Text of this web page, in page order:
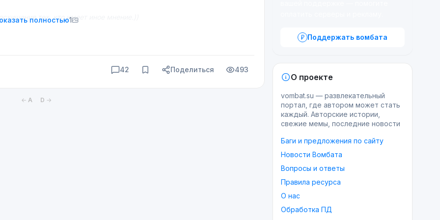
тех, кто имеет иное мнение.))
полностью1
42 Поделиться 493
← A D →
Поддержать вомбата
О проекте
vombat.su — развлекательный
портал, где автором может стать
каждый. Авторские истории,
свежие мемы, последние новости
Баги и предложения по сайту
Новости Вомбата
Вопросы и ответы
Правила ресурса
О нас
Обработка ПД